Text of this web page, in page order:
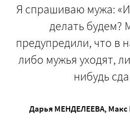
Я спрашиваю мужа:
делать будем?
предупредили, что в
либо мужья уходят,
нибудь
Дарья МЕНДЕЛЕЕВА,